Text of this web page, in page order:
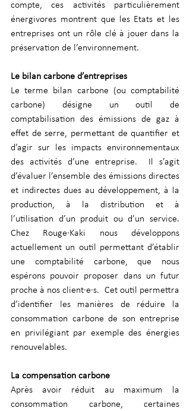
compte, ces activités particulièrement
énergivores montrent que les Etats et les
entreprises ont un rôle clé à jouer dans la
préservation de l’environnement.
Le bilan carbone d’entreprises
Le terme bilan carbone (ou comptabilité
carbone) désigne un outil de
comptabilisation des émissions de gaz à
effet de serre, permettant de quantifier et
d’agir sur les impacts environnementaux
des activités d’une entreprise.  Il s’agit
d’évaluer l’ensemble des émissions directes
et indirectes dues au développement, à la
production, à la distribution et à
l’utilisation d’un produit ou d’un service.
Chez Rouge·Kaki nous développons
actuellement un outil permettant d’établir
une comptabilité carbone, que nous
espérons pouvoir proposer dans un futur
proche à nos client·e·s.  Cet outil permettra
d’identifier les manières de réduire la
consommation carbone de son entreprise
en privilégiant par exemple des énergies
renouvelables.
La compensation carbone
Après avoir réduit au maximum la
consommation carbone, certaines